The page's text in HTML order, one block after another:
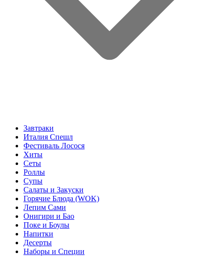
Завтраки
Италия Спешл
Фестиваль Лосося
Хиты
Сеты
Роллы
Супы
Салаты и Закуски
Горячие Блюда (WOK)
Лепим Сами
Онигири и Бао
Поке и Боулы
Напитки
Десерты
Наборы и Специи